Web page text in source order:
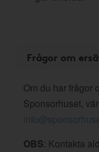
Frågor om
Om du har frågor
Sponsorhuset,
OBS: Kontakta